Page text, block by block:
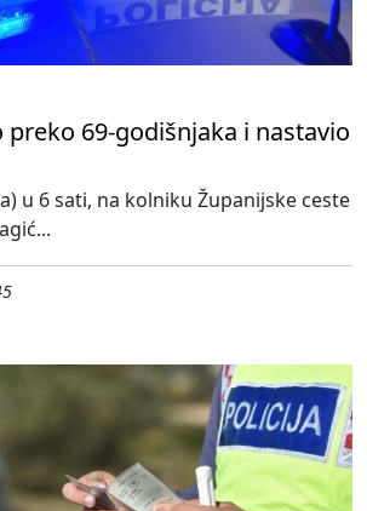
69-godišnjaka i nastavio
u 6 sati, na kolniku Županijske ceste